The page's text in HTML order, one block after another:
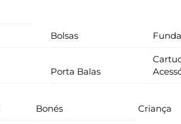
Bolsas
Porta Balas
Bonés Criança